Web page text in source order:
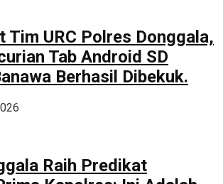
Tim URC Polres Donggala,
Tab Android SD
Berhasil Dibekuk.
Raih Predikat